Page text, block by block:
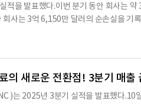
서 이용 가능하다.이와 관련하여 회사
프로그램 하이라이트에는 고객을 위
이해관계자는 가상으로 참여할 수 있으
적을 발표했다.이번 분기 동안 회사는
사는 3억 6,150만 달러의 순손실을 기
동안 1억 7,700만 달러의 장비 및 관련
만 달러로, 전년 동기 대비 39.5% 증가
동안 1억 2,000만 달러의 연구개발 비
만 달러로, 20.8% 증가했다.회사
프로그램을 운영하고 있으며, 이 프로
의 새로운 전환점! 3분기 매출
)는 2025년 3분기 실적을 발표했다